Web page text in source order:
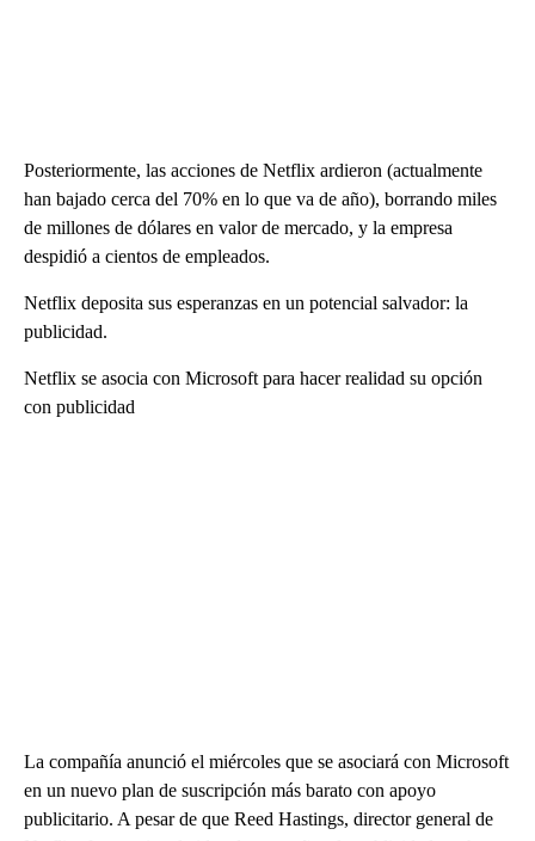
Posteriormente, las acciones de Netflix ardieron (actualmente
han bajado cerca del 70% en lo que va de año), borrando miles
de millones de dólares en valor de mercado, y la empresa
despidió a cientos de empleados.
Netflix deposita sus esperanzas en un potencial salvador: la
publicidad.
Netflix se asocia con Microsoft para hacer realidad su opción
con publicidad
La compañía anunció el miércoles que se asociará con Microsoft
en un nuevo plan de suscripción más barato con apoyo
publicitario. A pesar de que Reed Hastings, director general de